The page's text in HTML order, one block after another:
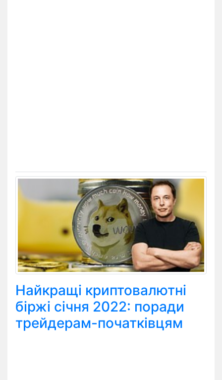
Найкращі криптовалютні
біржі січня 2022: поради
трейдерам-початківцям